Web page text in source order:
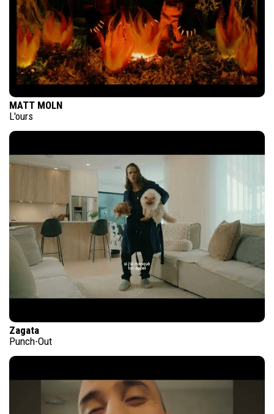
MATT MOLN
L'ours
Zagata
Punch-Out